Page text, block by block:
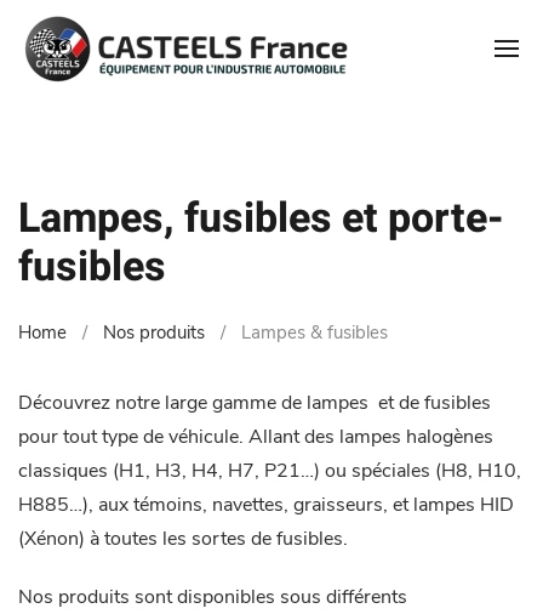
Lampes, fusibles et porte-
fusibles
Home Nos produits Lampes & fusibles
Découvrez notre large gamme de lampes et de fusibles
pour tout type de véhicule. Allant des lampes halogènes
classiques (H1, H3, H4, H7, P21…) ou spéciales (H8, H10,
H885…), aux témoins, navettes, graisseurs, et lampes HID
(Xénon) à toutes les sortes de fusibles.
Nos produits sont disponibles sous différents